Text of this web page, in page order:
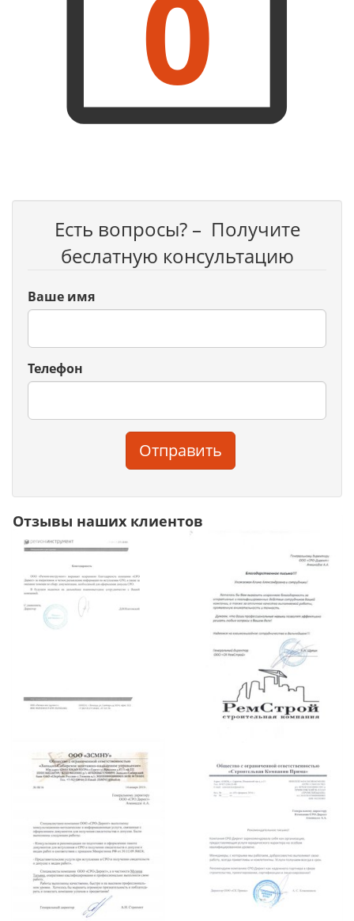
0
Есть вопросы? – Получите
беслатную консультацию
Ваше имя
Телефон
Отправить
Отзывы наших клиентов